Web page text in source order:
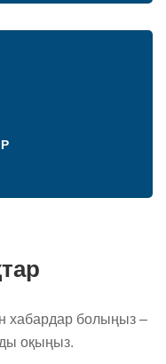
хабардар болыңыз –
оқыңыз.